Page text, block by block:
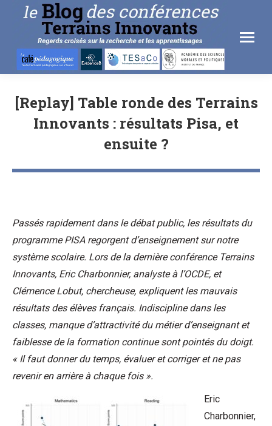
[Replay] Table ronde des Terrains
Innovants : résultats Pisa, et
ensuite ?
Passés rapidement dans le débat public, les résultats du
programme PISA regorgent d’enseignement sur notre
système scolaire. Lors de la dernière conférence Terrains
Innovants, Eric Charbonnier, analyste à l’OCDE, et
Clémence Lobut, chercheuse, expliquent les mauvais
résultats des élèves français. Indiscipline dans les
classes, manque d’attractivité du métier d’enseignant et
faiblesse de la formation continue sont pointés du doigt.
« Il faut donner du temps, évaluer et corriger et ne pas
revenir en arrière à chaque fois ».
Eric
Charbonnier,